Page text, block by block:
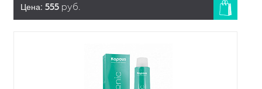
Цена: 555 руб.